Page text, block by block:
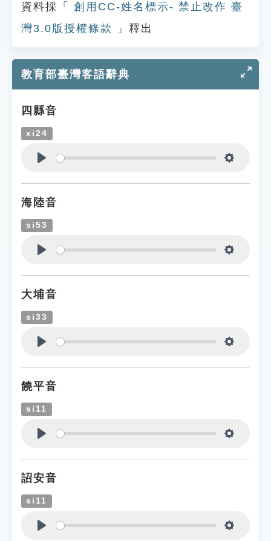
資料採「
創用CC-姓名標示- 禁止改作 臺
灣3.0版授權條款
」釋出
教育部臺灣客語辭典
四縣音
xi24
海陸音
si53
大埔音
si33
饒平音
si11
詔安音
si11